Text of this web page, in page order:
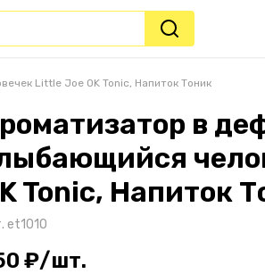
Little Joe OK Tonic, Напиток Тоник
в
Tonic, Напиток
et1010
₽/шт.